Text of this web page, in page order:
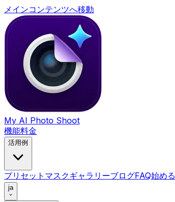
メインコンテンツへ移動
My AI Photo Shoot
機能料金
活用例
プリセット マスクギャラリーブログFAQ始める
ja